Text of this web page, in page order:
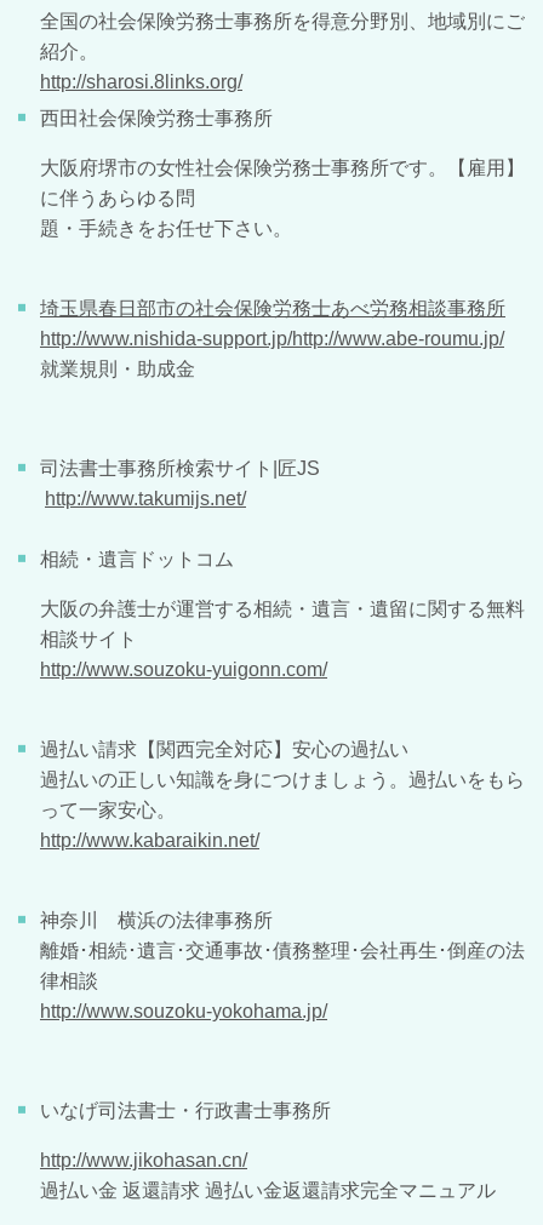
全国の社会保険労務士事務所を得意分野別、地域別にご
紹介。
http://sharosi.8links.org/
西田社会保険労務士事務所
大阪府堺市の女性社会保険労務士事務所です。【雇用】
に伴うあらゆる問
題・手続きをお任せ下さい。
埼玉県春日部市の社会保険労務士あべ労務相談事務所
http://www.nishida-support.jp/http://www.abe-roumu.jp/
就業規則・助成金
司法書士事務所検索サイト|匠JS
http://www.takumijs.net/
相続・遺言ドットコム
大阪の弁護士が運営する相続・遺言・遺留に関する無料
相談サイト
http://www.souzoku-yuigonn.com/
過払い請求【関西完全対応】安心の過払い
過払いの正しい知識を身につけましょう。過払いをもら
って一家安心。
http://www.kabaraikin.net/
神奈川 横浜の法律事務所
離婚･相続･遺言･交通事故･債務整理･会社再生･倒産の法
律相談
http://www.souzoku-yokohama.jp/
いなげ司法書士・行政書士事務所
http://www.jikohasan.cn/
過払い金 返還請求 過払い金返還請求完全マニュアル